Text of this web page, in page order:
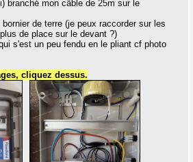
branché mon câble de 25m sur le
de terre (je peux raccorder sur les
de place sur le devant ?)
s'est un peu fendu en le pliant cf photo
cliquez dessus.